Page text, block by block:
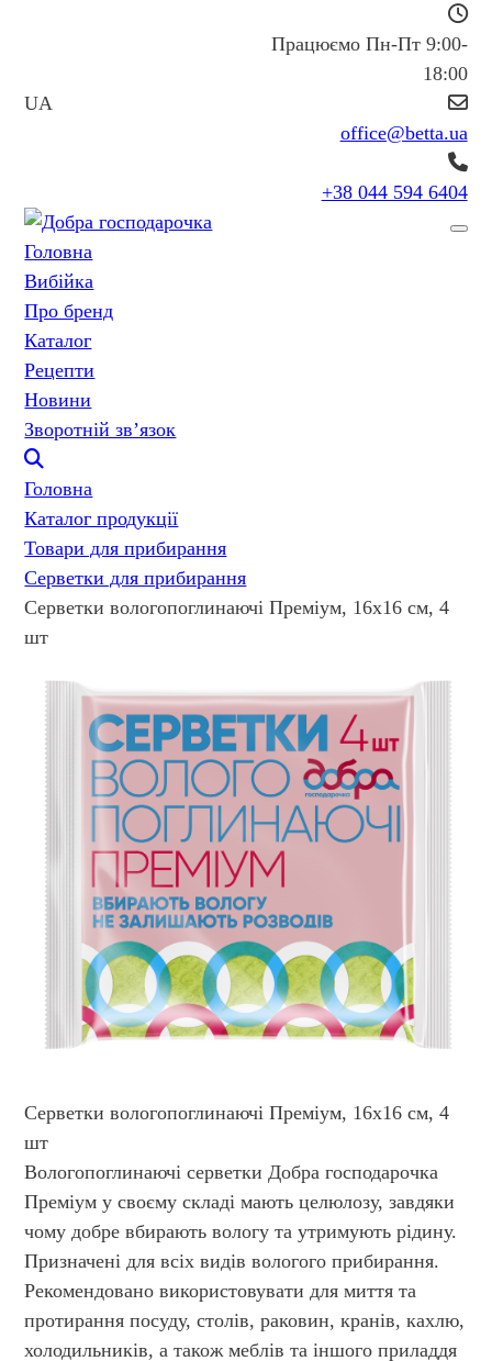
UA
Працюємо Пн-Пт 9:00-
18:00
office@betta.ua
+38 044 594 6404
Головна
Вибійка
Про бренд
Каталог
Рецепти
Новини
Зворотній зв’язок
Головна
Каталог продукції
Товари для прибирання
Серветки для прибирання
Серветки вологопоглинаючi Преміум, 16х16 см, 4
шт
Серветки вологопоглинаючi Преміум, 16х16 см, 4
шт
Вологопоглинаючі серветки Добра господарочка
Преміум у своєму складі мають целюлозу, завдяки
чому добре вбирають вологу та утримують рідину.
Призначені для всіх видів вологого прибирання.
Рекомендовано використовувати для миття та
протирання посуду, столів, раковин, кранів, кахлю,
холодильників, а також меблів та іншого приладдя